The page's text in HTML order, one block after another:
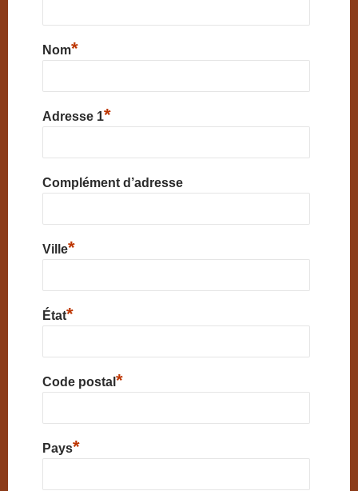
Nom*
Adresse 1*
Complément d’adresse
Ville*
État*
Code postal *
Pays*